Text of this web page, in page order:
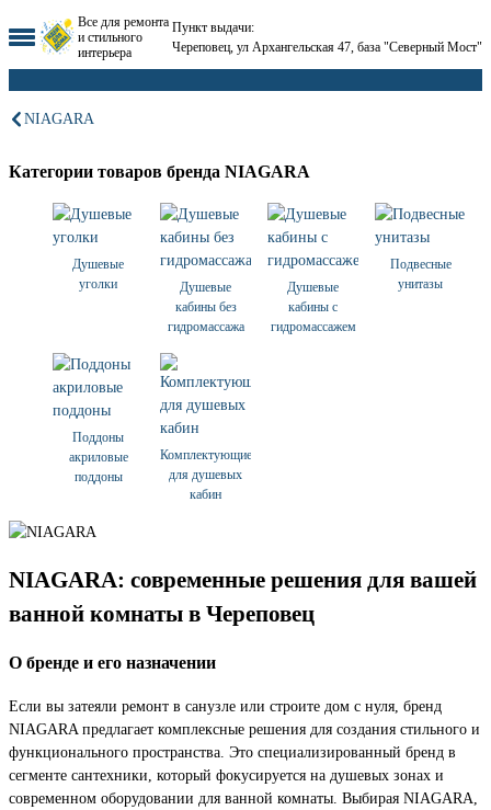
Все для ремонта
и стильного
интерьера
Пункт выдачи:
Череповец, ул Архангельская 47, база "Северный Мост"
NIAGARA
Категории товаров бренда NIAGARA
Душевые
уголки
Душевые
кабины без
гидромассажа
Душевые
кабины с
гидромассажем
Подвесные
унитазы
Поддоны
акриловые
поддоны
Комплектующие
для душевых
кабин
NIAGARA: современные решения для вашей
ванной комнаты в Череповец
О бренде и его назначении
Если вы затеяли ремонт в санузле или строите дом с нуля, бренд
NIAGARA предлагает комплексные решения для создания стильного и
функционального пространства. Это специализированный бренд в
сегменте сантехники, который фокусируется на душевых зонах и
современном оборудовании для ванной комнаты. Выбирая NIAGARA,